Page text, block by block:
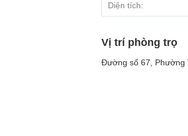
Diện tích:
Vị trí phòng trọ
Đường số 67, Phường